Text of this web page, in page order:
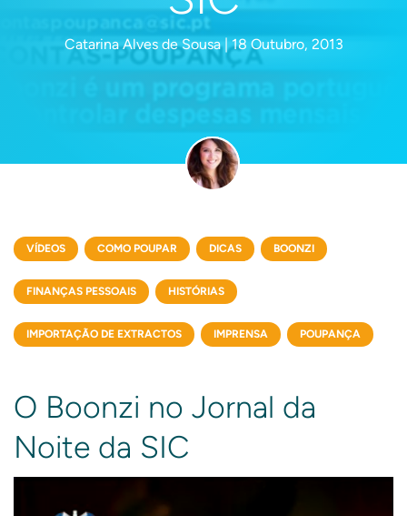
Catarina Alves de Sousa | 18 Outubro, 2013
VÍDEOS COMO POUPAR DICAS BOONZI
FINANÇAS PESSOAIS HISTÓRIAS
IMPORTAÇÃO DE EXTRACTOS IMPRENSA POUPANÇA
O Boonzi no Jornal da
Noite da SIC